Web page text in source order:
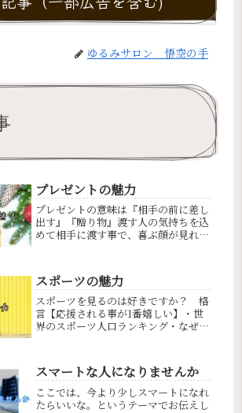
ゆるみサロン 悟空の手
プレゼントの魅力
プレゼントの意味は『相手の前に差し
出す』『贈り物』渡す人の気持ちを込
めて相手に渡す事で、喜ぶ顔が見れま
ト 親は子供から貰ったプレゼントが
一番嬉しいはず。
スポーツの魅力
スポーツを見るのは好きですか？ 格
言【応援される事が1番嬉しい】・世
界のスポーツ人口ランキング・なぜ人
いうものがあり、他人の動きを見てい
るだけで、自分が動いてるように感じ
られる
スマートな人になりませんか
ここでは、今より少しスマートになれ
たらいいな。というテーマでお伝えし